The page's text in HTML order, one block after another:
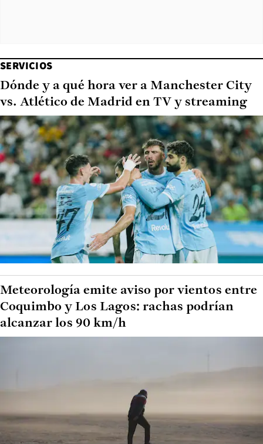
SERVICIOS
Dónde y a qué hora ver a Manchester City
vs. Atlético de Madrid en TV y streaming
Meteorología emite aviso por vientos entre
Coquimbo y Los Lagos: rachas podrían
alcanzar los 90 km/h